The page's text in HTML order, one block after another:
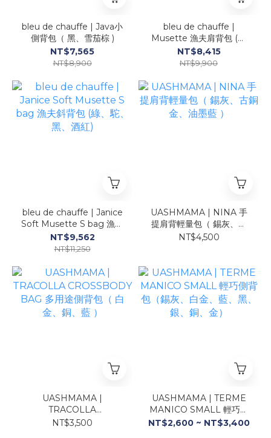
bleu de chauffe | Java小
側背包（ 黑、雪茄棕 )
NT$7,565
NT$8,900
bleu de chauffe |
Musette 漁夫肩背包 (灰
綠色、菸草色)
NT$8,415
NT$9,900
bleu de chauffe | Janice
Soft Musette S bag 漁夫
斜背包 (綠、駝、黑、酒紅)
NT$9,562
NT$11,250
UASHMAMA | NINA 手
提肩背輕量包（ 錫灰、古
銅金、油墨藍 ）
NT$4,500
UASHMAMA |
TRACOLLA
CROSSBODY BAG 多用
NT$3,500
UASHMAMA | TERME
MANICO SMALL 輕巧側
背包（錫灰、白金、藍、
NT$2,600 ~ NT$3,400